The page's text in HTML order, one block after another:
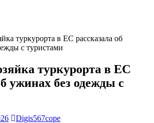
туркурорта в ЕС рассказала об
с туристами
туркурорта в ЕС
ужинах без одежды с
Digis567cope